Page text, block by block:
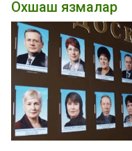
Охшаш язмалар